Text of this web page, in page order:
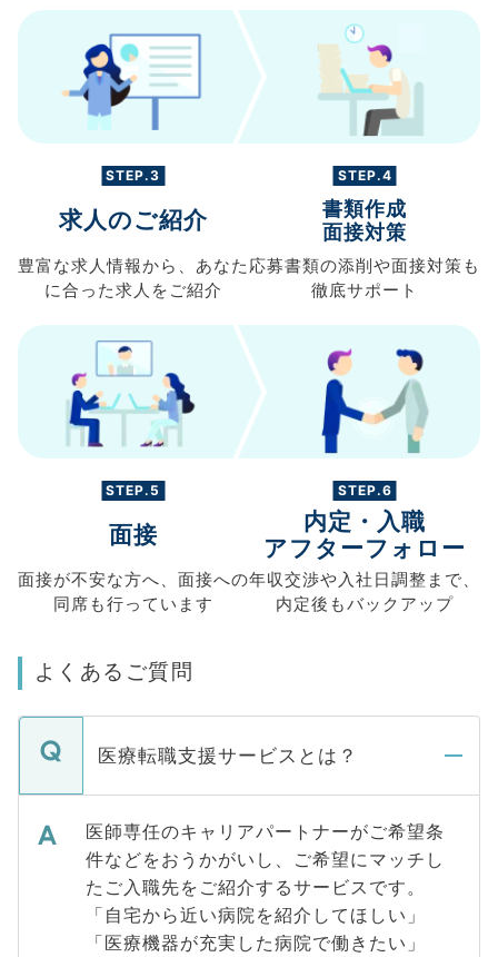
STEP.3
求人のご紹介
豊富な求人情報から、 あなた
に合った求人を ご紹介
STEP.4
書類作成
面接対策
応募書類の添削や面接対策も
徹底サポート
STEP.5
面接
面接が不安な方へ、 面接への
同席も行っています
STEP.6
内定・入職
アフターフォロー
年収交渉や入社日調整まで、
内定後もバックアップ
よくあるご質問
医療転職支援サービスとは？
医師専任のキャリアパートナーがご希望条
件などをおうかがいし、ご希望にマッチし
たご入職先をご紹介するサービスです。
「自宅から近い病院を紹介してほしい」
「医療機器が充実した病院で働きたい」